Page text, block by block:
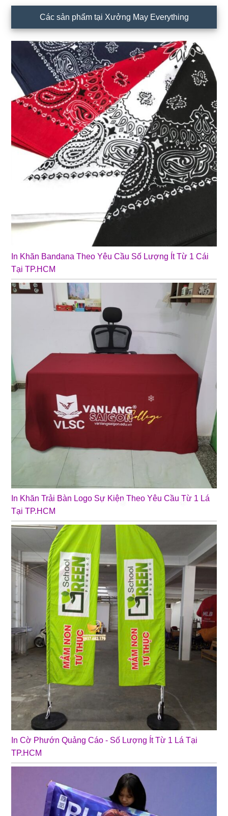
Primary
Sidebar
Các sản phẩm tại Xưởng May Everything
In Khăn Bandana Theo Yêu Cầu Số Lượng Ít Từ 1 Cái
Tại TP.HCM
In Khăn Trải Bàn Logo Sự Kiện Theo Yêu Cầu Từ 1 Lá
Tại TP.HCM
In Cờ Phướn Quảng Cáo - Số Lượng Ít Từ 1 Lá Tại
TP.HCM